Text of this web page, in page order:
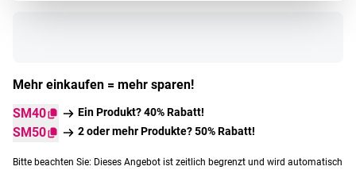
Mehr einkaufen = mehr sparen!
SM40
Ein Produkt? 40% Rabatt!
SM50 2 oder mehr Produkte? 50% Rabatt!
Bitte beachten Sie: Dieses Angebot ist zeitlich begrenzt und wird automatisch